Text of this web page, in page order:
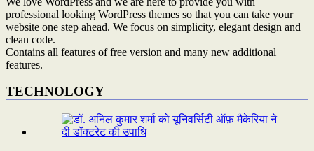
professional looking WordPress themes so that you can take your
website one step ahead. We focus on simplicity, elegant design and
clean code.
Contains all features of free version and many new additional
features.
TECHNOLOGY